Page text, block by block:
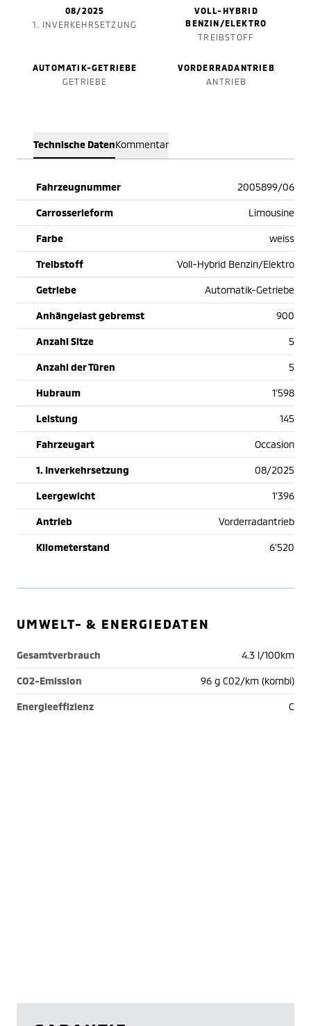
08/2025
1. INVERKEHRSETZUNG
VOLL-HYBRID
BENZIN/ELEKTRO
TREIBSTOFF
AUTOMATIK-GETRIEBE
GETRIEBE
VORDERRADANTRIEB
ANTRIEB
Technische DatenKommentar
Fahrzeugnummer 2005899/06
Carrosserieform Limousine
Farbe weiss
Treibstoff Voll-Hybrid Benzin/Elektro
Getriebe Automatik-Getriebe
Anhängelast gebremst 900
Anzahl Sitze 5
Anzahl der Türen 5
Hubraum 1'598
Leistung 145
Fahrzeugart Occasion
1. Inverkehrsetzung 08/2025
Leergewicht 1'396
Antrieb Vorderradantrieb
Kilometerstand 6'520
UMWELT- & ENERGIEDATEN
Gesamtverbrauch 4.3 l/100km
CO2-Emission 96 g C02/km (kombi)
Energieeffizienz C